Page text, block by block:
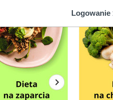
Logowanie